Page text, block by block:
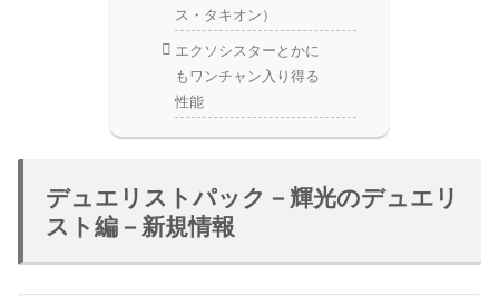
ス・タキオン）
エクソシスターとかに
もワンチャン入り得る
性能
デュエリストパック－輝光のデュエリ
スト編－新規情報